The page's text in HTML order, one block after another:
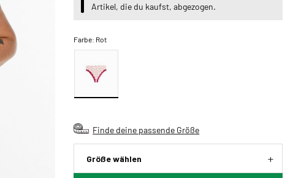
Artikel, die du kaufst, abgezogen.
Farbe: Rot
Finde deine passende Größe
Größe wählen